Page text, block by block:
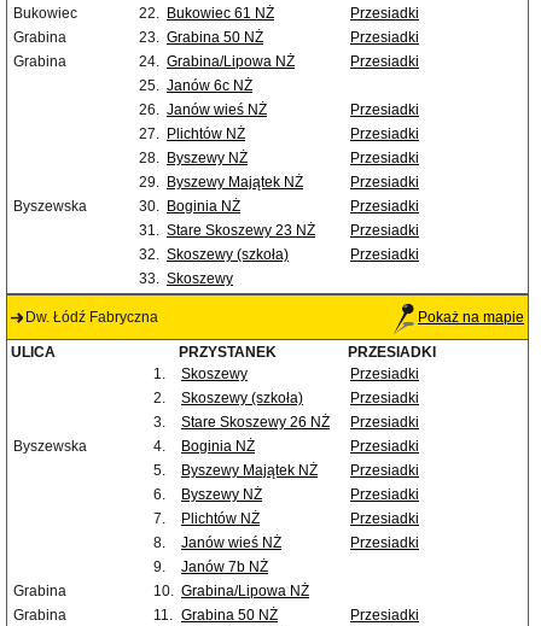
Bukowiec
22. Bukowiec 61 NŻ
Przesiadki
Grabina
23. Grabina 50 NŻ
Przesiadki
Grabina
24. Grabina/Lipowa NŻ
Przesiadki
25. Janów 6c NŻ
26. Janów wieś NŻ
Przesiadki
27. Plichtów NŻ
Przesiadki
28. Byszewy NŻ
Przesiadki
29. Byszewy Majątek NŻ
Przesiadki
Byszewska
30. Boginia NŻ
Przesiadki
31. Stare Skoszewy 23 NŻ
Przesiadki
32. Skoszewy (szkoła)
Przesiadki
33. Skoszewy
Dw. Łódź Fabryczna Pokaż na mapie
ULICA PRZYSTANEK
PRZESIADKI
1.
Skoszewy
Przesiadki
2.
Skoszewy (szkoła)
Przesiadki
3.
Stare Skoszewy 26 NŻ
Przesiadki
Byszewska
4. Boginia NŻ
Przesiadki
5.
Byszewy Majątek NŻ
Przesiadki
6.
Byszewy NŻ
Przesiadki
7.
Plichtów NŻ
Przesiadki
8.
Janów wieś NŻ
Przesiadki
9.
Janów 7b NŻ
Grabina
10. Grabina/Lipowa NŻ
Grabina
11. Grabina 50 NŻ
Przesiadki